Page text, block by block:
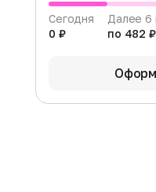
Сегодня
0 ₽
Далее 6
по 482 ₽